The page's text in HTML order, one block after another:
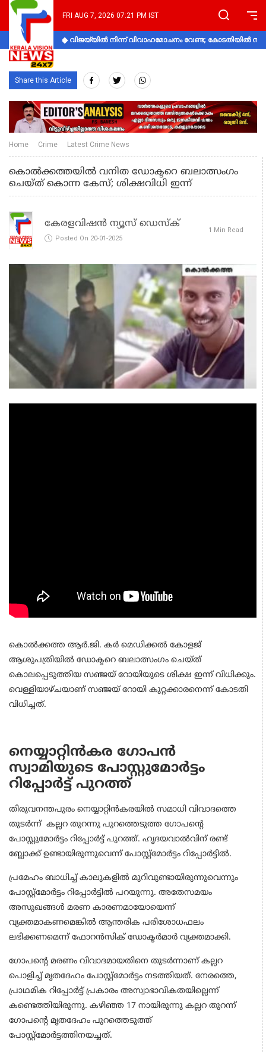
FRI AUG 7, 2026 07:21 PM IST
വിജയ്‌യിൽ നിന്ന് വിവാഹമോചനം വേണ്ട; കോടതിയിൽ
Share this Article
Home Crime Latest Crime News
കൊല്‍ക്കത്തയില്‍ വനിത ഡോക്ടറെ ബലാത്സംഗം
ചെയ്ത് കൊന്ന കേസ്; ശിക്ഷവിധി ഇന്ന്
കേരളവിഷൻ ന്യൂസ് ഡെസ്‌ക്
Posted On 20-01-2025
1 Min Read
കൊല്‍ക്കത്ത ആര്‍.ജി. കര്‍ മെഡിക്കല്‍ കോളജ്
ആശുപത്രിയില്‍ ഡോക്ടറെ ബലാത്സംഗം ചെയ്ത്
കൊലപ്പെടുത്തിയ സഞ്ജയ് റോയിയുടെ ശിക്ഷ ഇന്ന് വിധിക്കും.
വെള്ളിയാഴ്ചയാണ് സഞ്ജയ് റോയി കുറ്റക്കാരനെന്ന് കോടതി
വിധിച്ചത്.
നെയ്യാറ്റിൻകര ഗോപൻ
സ്വാമിയുടെ പോസ്റ്റുമോർട്ടം
റിപ്പോർട്ട് പുറത്ത്
തിരുവനന്തപുരം നെയ്യാറ്റിൻകരയിൽ സമാധി വിവാദത്തെ
തുടർന്ന് കല്ലറ തുറന്നു പുറത്തെടുത്ത ഗോപന്റെ
പോസ്റ്റുമോർട്ടം റിപ്പോർട്ട് പുറത്ത്. ഹൃദയവാൽവിന് രണ്ട്
ബ്ലോക്ക് ഉണ്ടായിരുന്നുവെന്ന് പോസ്റ്റ്മോർട്ടം റിപ്പോർട്ടിൽ.
പ്രമേഹം ബാധിച്ച് കാലുകളിൽ മുറിവുണ്ടായിരുന്നുവെന്നും
പോസ്റ്റ്മോർട്ടം റിപ്പോർട്ടിൽ പറയുന്നു. അതേസമയം
അസുഖങ്ങൾ മരണ കാരണമായോയെന്ന്
വ്യക്തമാകണമെങ്കിൽ ആന്തരിക പരിശോധഫലം
ലഭിക്കണമെന്ന് ഫോറൻസിക് ഡോക്ടർമാർ വ്യക്തമാക്കി. ​
ഗോപന്റെ മരണം വിവാദമായതിനെ തുടർന്നാണ് കല്ലറ
പൊളിച്ച് മൃതദേഹം പോസ്റ്റ്മോർട്ടം നടത്തിയത്. നേരത്തെ,
പ്രാഥമിക റിപ്പോർട്ട് പ്രകാരം അസ്വാഭാവികതയില്ലെന്ന്
കണ്ടെത്തിയിരുന്നു. കഴിഞ്ഞ 17 നായിരുന്നു കല്ലറ തുറന്ന് ​
ഗോപൻ്റെ മൃതദേഹം പുറത്തെടുത്ത്
പോസ്റ്റ്മോർട്ടത്തിനയച്ചത്.